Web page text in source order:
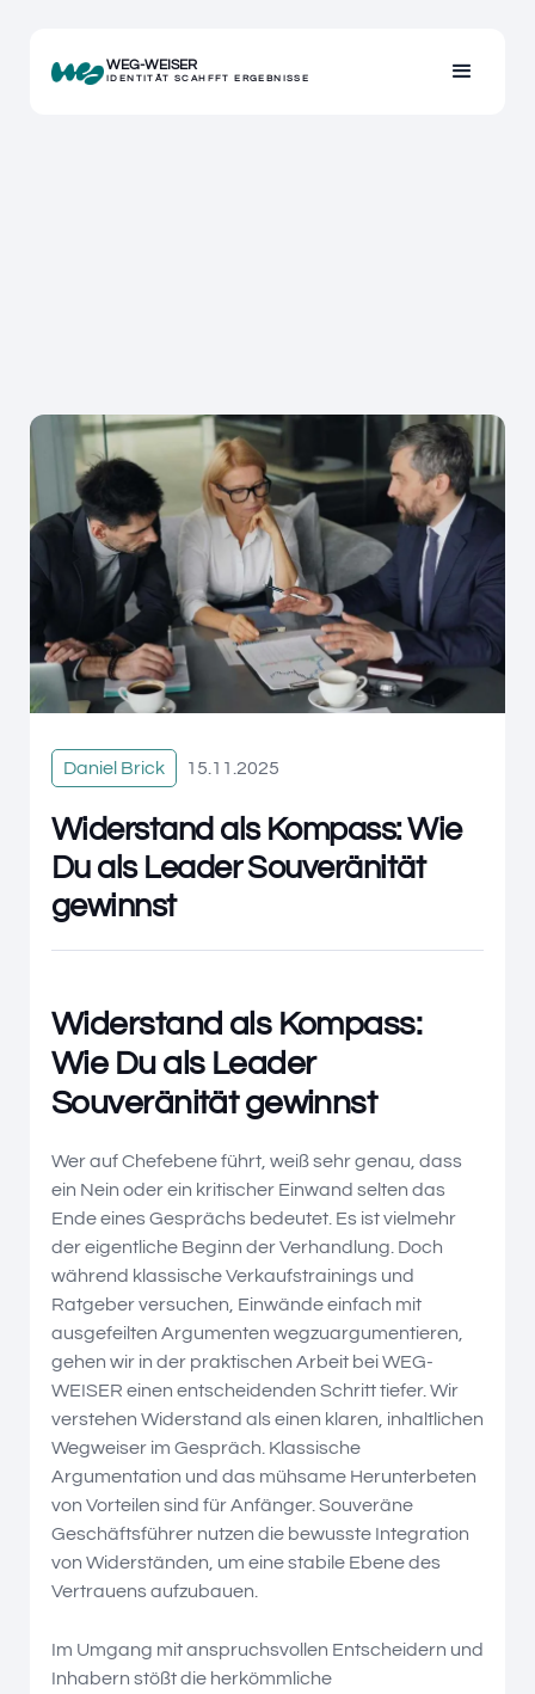
WEG-WEISER
IDENTITÄT SCAHFFT ERGEBNISSE
Daniel Brick 15.11.2025
Widerstand als Kompass: Wie
Du als Leader Souveränität
gewinnst
Widerstand als Kompass:
Wie Du als Leader
Souveränität gewinnst
Wer auf Chefebene führt, weiß sehr genau, dass
ein Nein oder ein kritischer Einwand selten das
Ende eines Gesprächs bedeutet. Es ist vielmehr
der eigentliche Beginn der Verhandlung. Doch
während klassische Verkaufstrainings und
Ratgeber versuchen, Einwände einfach mit
ausgefeilten Argumenten wegzuargumentieren,
gehen wir in der praktischen Arbeit bei WEG-
WEISER einen entscheidenden Schritt tiefer. Wir
verstehen Widerstand als einen klaren, inhaltlichen
Wegweiser im Gespräch. Klassische
Argumentation und das mühsame Herunterbeten
von Vorteilen sind für Anfänger. Souveräne
Geschäftsführer nutzen die bewusste Integration
von Widerständen, um eine stabile Ebene des
Vertrauens aufzubauen.
Im Umgang mit anspruchsvollen Entscheidern und
Inhabern stößt die herkömmliche